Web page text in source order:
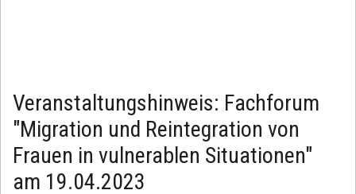
Veranstaltungshinweis: Fachforum
"Migration und Reintegration von
Frauen in vulnerablen Situationen"
am 19.04.2023